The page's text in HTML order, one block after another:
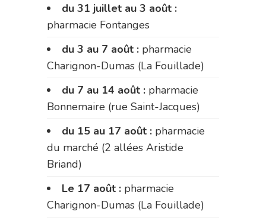
du 31 juillet au 3 août :
pharmacie Fontanges
du 3 au 7 août : pharmacie
Charignon-Dumas (La Fouillade)
du 7 au 14 août : pharmacie
Bonnemaire (rue Saint-Jacques)
du 15 au 17 août : pharmacie
du marché (2 allées Aristide
Briand)
Le 17 août : pharmacie
Charignon-Dumas (La Fouillade)